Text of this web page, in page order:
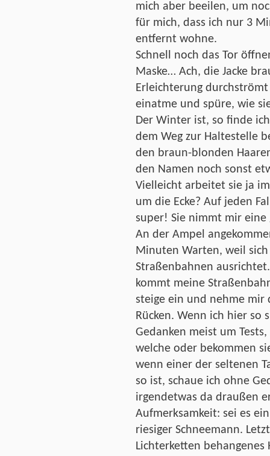
mich aber beeilen, um
für mich, dass ich nur 3
entfernt wohne.
Schnell noch das Tor
Maske… Ach, die Jacke
Erleichterung
einatme und spüre, wie
Der Winter ist, so finde
dem Weg zur Haltestelle
den braun-blonden
den Namen noch sonst
Vielleicht arbeitet sie ja
um die Ecke? Auf jeden
super! Sie nimmt mir eine
An der Ampel
Minuten Warten, weil
Straßenbahnen
kommt meine
steige ein und nehme mir
Rücken. Wenn ich hier so
Gedanken meist um
welche oder bekommen
wenn einer der seltenen
so ist, schaue ich ohne
irgendetwas da draußen
Aufmerksamkeit: sei es
riesiger Schneemann.
Lichterketten behangenes